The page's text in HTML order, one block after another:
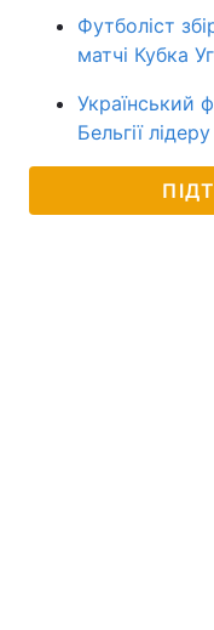
Футболіст
матчі Кубка
Український
Бельгії